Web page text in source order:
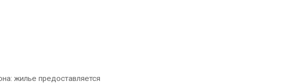
жилье предоставляется